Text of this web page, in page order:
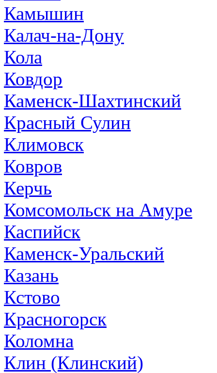
Камышин
Калач-на-Дону
Кола
Ковдор
Каменск-Шахтинский
Красный Сулин
Климовск
Ковров
Керчь
Комсомольск на Амуре
Каспийск
Каменск-Уральский
Казань
Кстово
Красногорск
Коломна
Клин (Клинский)